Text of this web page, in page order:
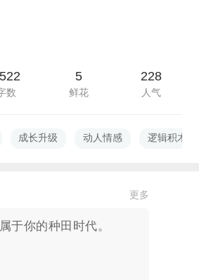
数
5
鲜花
228
人气
成长升级 动人情感 逻辑积木α
更多
于你的种田时代。